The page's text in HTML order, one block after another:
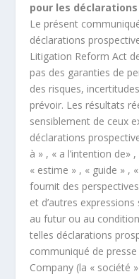
pour les
Le présent
déclarations
Litigation Reform Act
pas des garanties de
des risques,
prévoir. Les résultats
sensiblement de ceux
déclarations
à » , « a l’intention de»
« estime » , « guide » ,
fournit des
et d’autres
au futur ou au
telles déclarations
communiqué de
Company (la « société